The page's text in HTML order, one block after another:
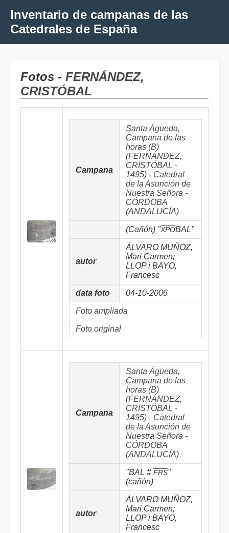
Inventario de campanas de las
Catedrales de España
Fotos - FERNÁNDEZ,
CRISTÓBAL
Campana
Santa Águeda,
Campana de las
horas (B)
(FERNÁNDEZ,
CRISTÓBAL -
1495) - Catedral
de la Asunción de
Nuestra Señora -
CÓRDOBA
(ANDALUCÍA)
(Cañón) "XPOBAL"
autor
ÁLVARO MUÑOZ,
Mari Carmen;
LLOP i BAYO,
Francesc
data foto 04-10-2006
Foto ampliada
Foto original
Campana
Santa Águeda,
Campana de las
horas (B)
(FERNÁNDEZ,
CRISTÓBAL -
1495) - Catedral
de la Asunción de
Nuestra Señora -
CÓRDOBA
(ANDALUCÍA)
"BAL # FRS"
(cañón)
autor
ÁLVARO MUÑOZ,
Mari Carmen;
LLOP i BAYO,
Francesc